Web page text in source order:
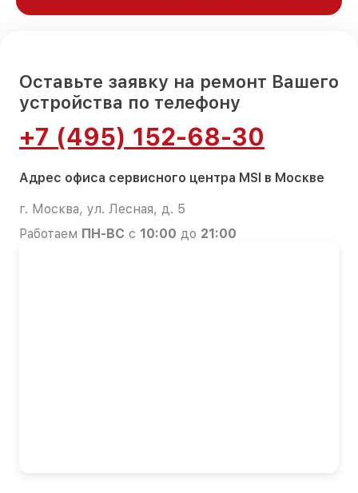
Оставьте заявку на ремонт Вашего
устройства по телефону
+7 (495) 152-68-30
Адрес офиса сервисного центра MSI в Москве
г. Москва, ул. Лесная, д. 5
Работаем ПН-ВС с 10:00 до 21:00